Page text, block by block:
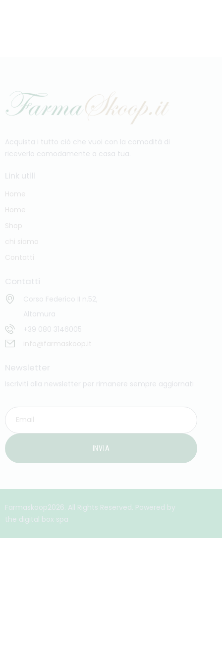
Acquista i tutto ciò che vuoi con la comodità di
riceverlo comodamente a casa tua.
Link utili
Home
Home
Shop
chi siamo
Contatti
Contatti
Corso Federico II n.52,
Altamura
+39 080 3146005
info@farmaskoop.it
Newsletter
Iscriviti alla newsletter per rimanere sempre aggiornati
INVIA
Farmaskoop2026. All Rights Reserved. Powered by
the digital box spa